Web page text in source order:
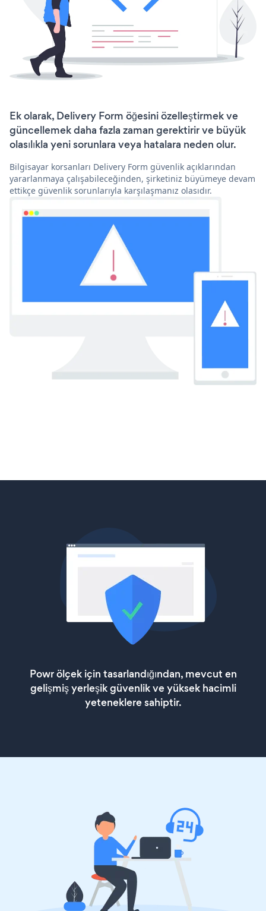
Ek olarak, Delivery Form öğesini özelleştirmek ve
güncellemek daha fazla zaman gerektirir ve büyük
olasılıkla yeni sorunlara veya hatalara neden olur.
Bilgisayar korsanları Delivery Form güvenlik açıklarından
yararlanmaya çalışabileceğinden, şirketiniz büyümeye devam
ettikçe güvenlik sorunlarıyla karşılaşmanız olasıdır.
Powr ölçek için tasarlandığından, mevcut en
gelişmiş yerleşik güvenlik ve yüksek hacimli
yeteneklere sahiptir.